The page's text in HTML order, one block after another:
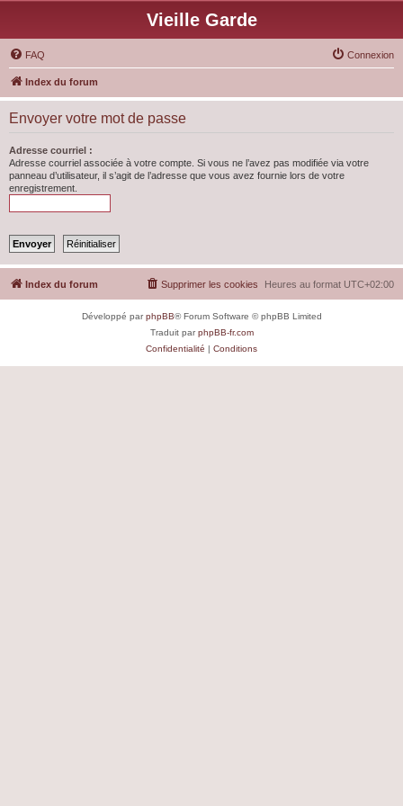
Vieille Garde
FAQ Connexion
Index du forum
Envoyer votre mot de passe
Adresse courriel :
Adresse courriel associée à votre compte. Si vous ne l’avez pas modifiée via votre
panneau d’utilisateur, il s’agit de l’adresse que vous avez fournie lors de votre
enregistrement.
Index du forum Heures au format UTC+02:00
Supprimer les cookies
Développé parphpBB® Forum Software © phpBB Limited
Traduit parphpBB-fr.com
Confidentialité | Conditions